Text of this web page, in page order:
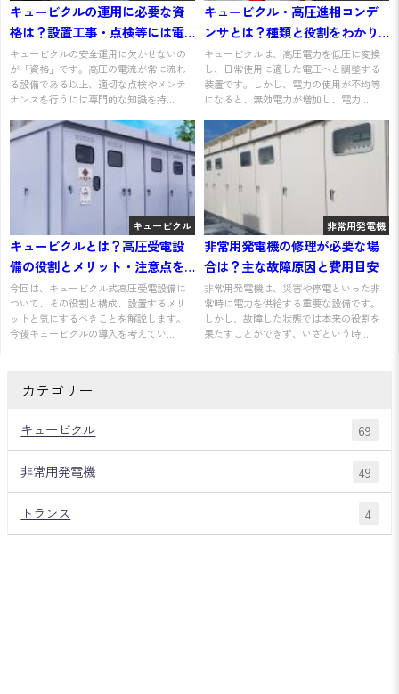
キュービクルの運用に必要な資
格は？設置工事・点検等には電
気主任技術者が必要
キュービクルの安全運用に欠かせないの
が「資格」です。高圧の電流が常に流れ
る設備である以上、適切な点検やメンテ
ナンスを行うには専門的な知識を持...
キュービクル・高圧進相コンデ
ンサとは？種類と役割をわかり
やすく解説
キュービクルは、高圧電力を低圧に変換
し、日常使用に適した電圧へと調整する
装置です。しかし、電力の使用が不均等
になると、無効電力が増加し、電力...
キュービクル
キュービクルとは？高圧受電設
備の役割とメリット・注意点を
わかりやすく解説
今回は、キュービクル式高圧受電設備に
ついて、その役割と構成、設置するメリ
ットと気にするべきことを解説します。
今後キュービクルの導入を考えてい...
非常用発電機
非常用発電機の修理が必要な場
合は？主な故障原因と費用目安
非常用発電機は、災害や停電といった非
常時に電力を供給する重要な設備です。
しかし、故障した状態では本来の役割を
果たすことができず、いざという時...
カテゴリー
キュービクル 69
非常用発電機 49
トランス 4